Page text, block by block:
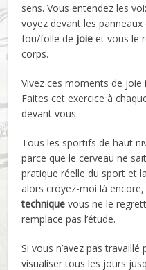
sens. Vous entendez les
voyez devant les
fou/folle de joie et vous le
corps.
Vivez ces moments de
Faites cet exercice à
devant vous.
Tous les sportifs de haut
parce que le cerveau ne
pratique réelle du sport et
alors croyez-moi là
technique vous ne le
remplace pas l’étude.
Si vous n’avez pas
visualiser tous les jours